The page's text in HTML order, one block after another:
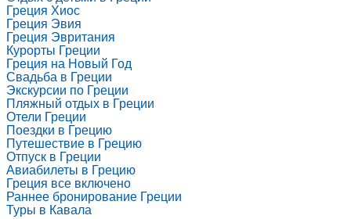
Греция Хиос
Греция Эвия
Греция Эвритания
Курорты Греции
Греция на Новый Год
Свадьба в Греции
Экскурсии по Греции
Пляжный отдых в Греции
Отели Греции
Поездки в Грецию
Путешествие в Грецию
Отпуск в Греции
Авиабилеты в Грецию
Греция все включено
Раннее бронирование Греции
Туры в Кавала